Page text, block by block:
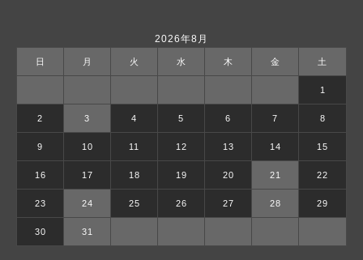
2026年8月
日 月 火 水 木 金 土
1
2 3 4 5 6 7 8
9 10 11 12 13 14 15
16 17 18 19 20 21 22
23 24 25 26 27 28 29
30 31